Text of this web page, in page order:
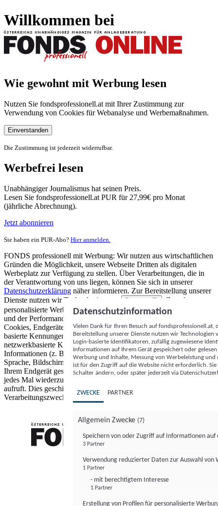
Willkommen bei
Wie gewohnt mit Werbung lesen
Nutzen Sie fondsprofessionell.at mit Ihrer Zustimmung zur
Verwendung von Cookies für Webanalyse und Werbemaßnahmen.
Einverstanden
Die Zustimmung ist jederzeit widerrufbar.
Werbefrei lesen
Unabhängiger Journalismus hat seinen Preis.
Lesen Sie fondsprofessionell.at PUR für 27,99€ pro Monat
(jährliche Abrechnung).
Jetzt abonnieren
Sie haben ein PUR-Abo? Hier anmelden.
FONDS professionell mit Werbung: Wir nutzen aus wirtschaftlichen
Gründen die Möglichkeit, unsere Webseite Dritten als digitalen
Werbeplatz zur Verfügung zu stellen. Über Verarbeitungen, die in
der Verantwortung von uns liegen, können Sie sich in unserer
Datenschutzerklärung näher informieren. Zur Bereitstellung unserer
Dienste nutzen wir Technologien von
Partnern (5)
. Zwecke:
personalisierte Werbung und Inhalte, Messung von Werbeleistung
und der Performance von Inhalten sowie Zielgruppenforschung.
Cookies, Endgeräte- oder ähnliche Online-Kennungen (z. B. login-
basierte Kennungen, zufällig generierte Kennungen,
netzwerkbasierte Kennungen) können zusammen mit anderen
Informationen (z. B. Browsertyp und Browserinformationen,
Sprache, Bildschirmgröße, unterstützte Technologien usw.) auf
Ihrem Endgerät gespeichert oder von dort ausgelesen werden, um es
jedes Mal wiederzuerkennen, wenn es eine App oder einer Webseite
aufruft. Dies geschieht für einen oder mehrere der hier aufgeführten
Verarbeitungszwecke.
Datenschutzinformation
Vielen Dank für Ihren Besuch auf
Bereitstellung unserer Dienste nutzen wir Technologien
Login-basierte Identifikatoren, zufällig zugewiesene
Informationen auf Ihrem Gerät gespeichert oder
Werbung und Inhalte, Messung von Werbeleistung
ist für den Zugriff auf die Website nicht erforderlich.
Schalter ändern, oder später jederzeit via
ZWECKE PARTNER
Allgemein Zwecke (7)
Speichern von oder Zugriff auf Informationen auf
3 Partner
Verwendung reduzierter Daten zur Auswahl von
1 Partner
- mit berechtigtem Interesse
1 Partner
Erstellung von Profilen für personalisierte
FONDS professionell